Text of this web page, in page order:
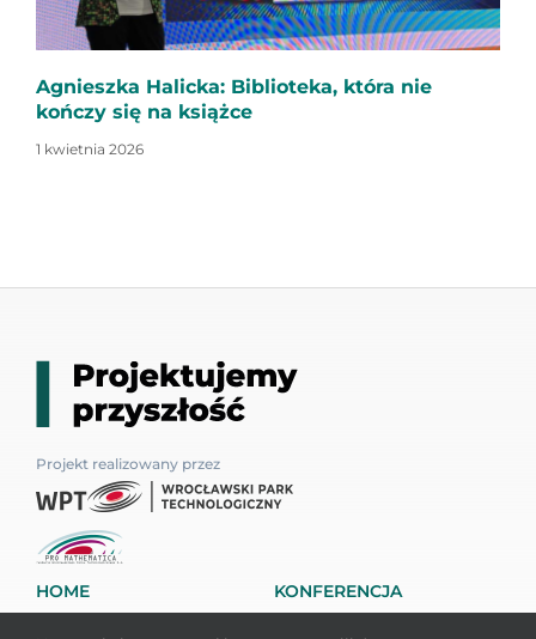
Agnieszka Halicka: Biblioteka, która nie
kończy się na książce
1 kwietnia 2026
Projekt realizowany przez
HOME KONFERENCJA